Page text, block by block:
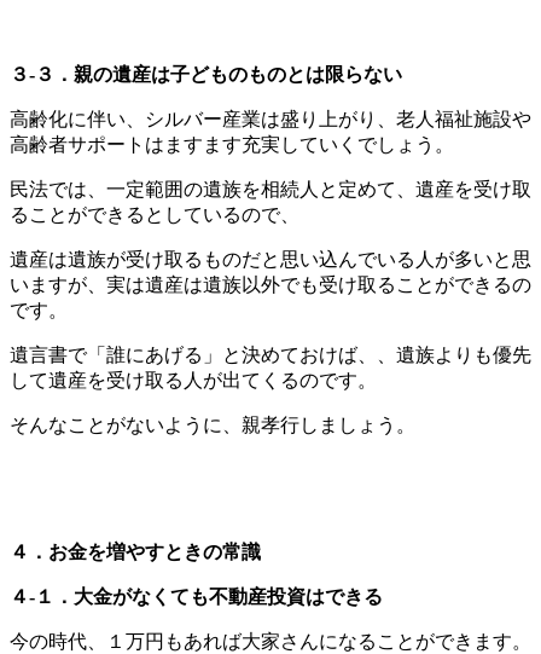
３-３．親の遺産は子どものものとは限らない
高齢化に伴い、シルバー産業は盛り上がり、老人福祉施設や
高齢者サポートはますます充実していくでしょう。
民法では、一定範囲の遺族を相続人と定めて、遺産を受け取
ることができるとしているので、
遺産は遺族が受け取るものだと思い込んでいる人が多いと思
いますが、実は遺産は遺族以外でも受け取ることができるの
です。
遺言書で「誰にあげる」と決めておけば、、遺族よりも優先
して遺産を受け取る人が出てくるのです。
そんなことがないように、親孝行しましょう。
４．お金を増やすときの常識
４-１．大金がなくても不動産投資はできる
今の時代、１万円もあれば大家さんになることができます。